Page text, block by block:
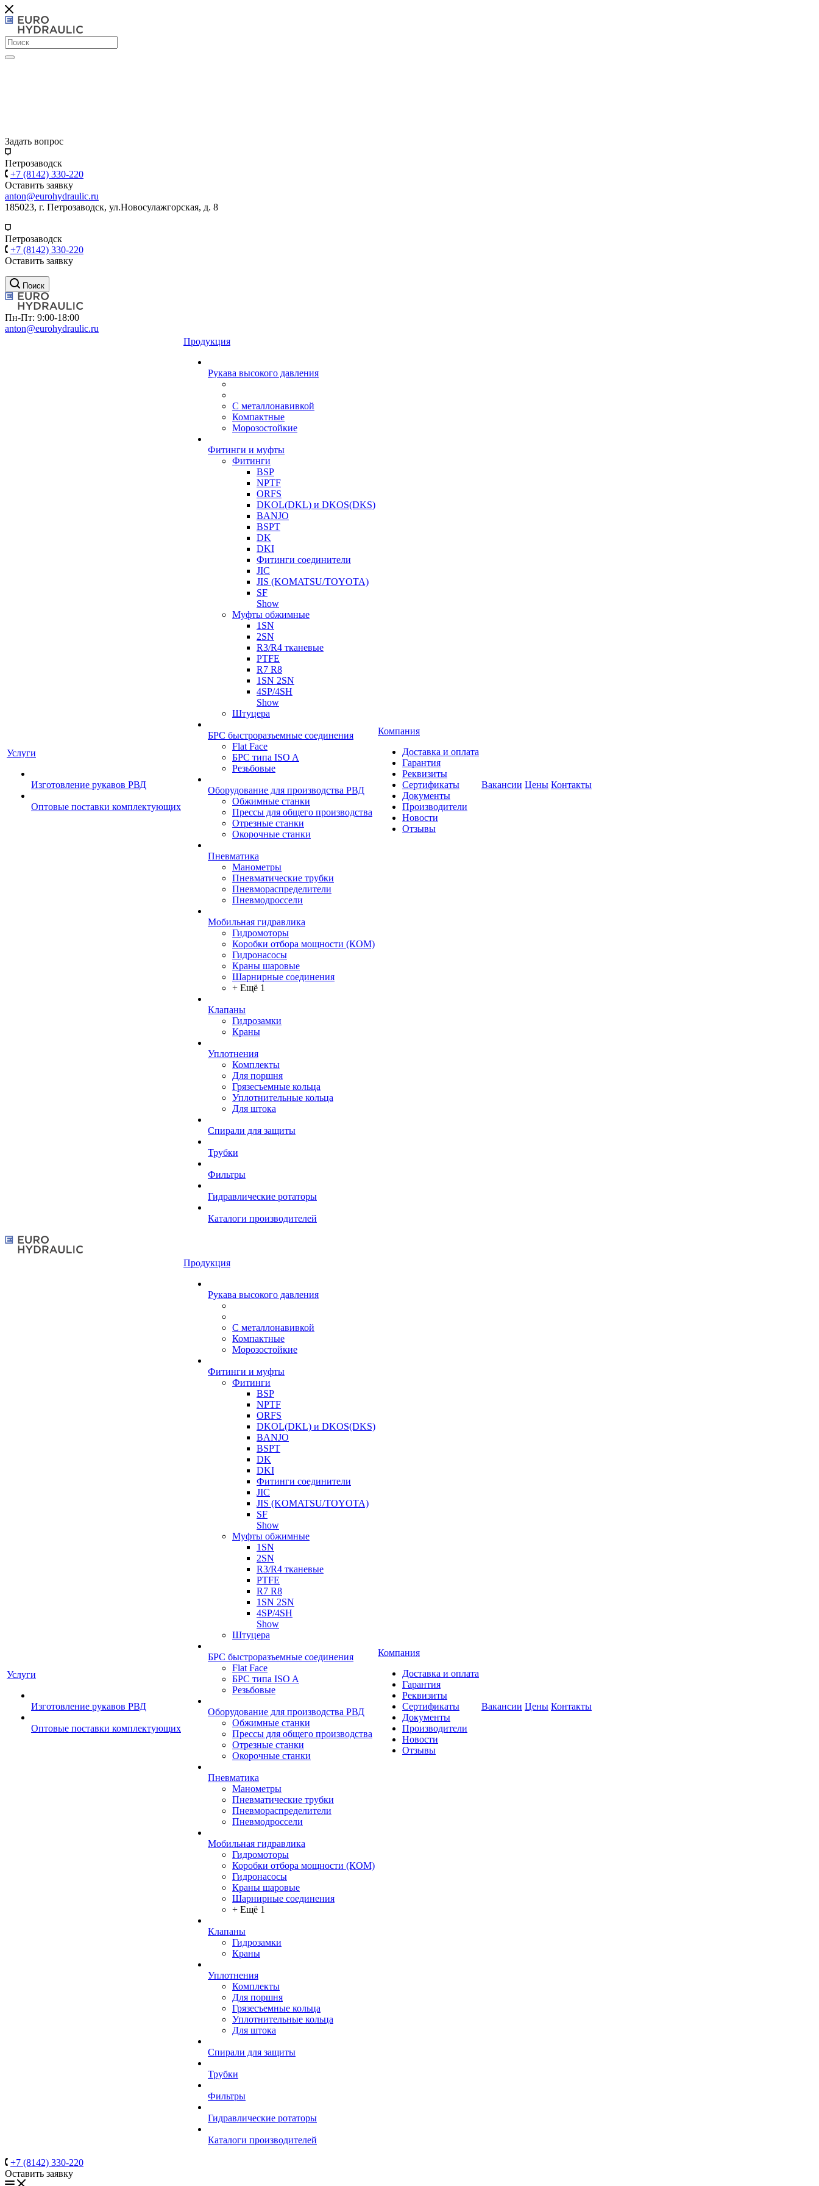
Задать вопрос
Петрозаводск
+7 (8142) 330-220
Оставить заявку
anton@eurohydraulic.ru
185023, г. Петрозаводск, ул.Новосулажгорская, д. 8
Петрозаводск
+7 (8142) 330-220
Оставить заявку
Поиск
Пн-Пт: 9:00-18:00
anton@eurohydraulic.ru
Услуги
Изготовление рукавов РВД
Оптовые поставки комплектующих
Продукция
Рукава высокого давления
С металлонавивкой
Компактные
Морозостойкие
Фитинги и муфты
Фитинги
BSP
NPTF
ORFS
DKOL(DKL) и DKOS(DKS)
BANJO
BSPT
DK
DKI
Фитинги соединители
JIC
JIS (KOMATSU/TOYOTA)
SF
Show
Муфты обжимные
1SN
2SN
R3/R4 тканевые
PTFE
R7 R8
1SN 2SN
4SP/4SH
Show
Штуцера
БРС быстроразъемные соединения
Flat Face
БРС типа ISO A
Резьбовые
Оборудование для производства РВД
Обжимные станки
Прессы для общего производства
Отрезные станки
Окорочные станки
Пневматика
Манометры
Пневматические трубки
Пневмораспределители
Пневмодроссели
Мобильная гидравлика
Гидромоторы
Коробки отбора мощности (КОМ)
Гидронасосы
Краны шаровые
Шарнирные соединения
+ Ещё 1
Клапаны
Гидрозамки
Краны
Уплотнения
Комплекты
Для поршня
Грязесъемные кольца
Уплотнительные кольца
Для штока
Спирали для защиты
Трубки
Фильтры
Гидравлические ротаторы
Каталоги производителей
Компания
Доставка и оплата
Гарантия
Реквизиты
Сертификаты
Документы
Производители
Новости
Отзывы
Вакансии Цены Контакты
Услуги
Изготовление рукавов РВД
Оптовые поставки комплектующих
Продукция
Рукава высокого давления
С металлонавивкой
Компактные
Морозостойкие
Фитинги и муфты
Фитинги
BSP
NPTF
ORFS
DKOL(DKL) и DKOS(DKS)
BANJO
BSPT
DK
DKI
Фитинги соединители
JIC
JIS (KOMATSU/TOYOTA)
SF
Show
Муфты обжимные
1SN
2SN
R3/R4 тканевые
PTFE
R7 R8
1SN 2SN
4SP/4SH
Show
Штуцера
БРС быстроразъемные соединения
Flat Face
БРС типа ISO A
Резьбовые
Оборудование для производства РВД
Обжимные станки
Прессы для общего производства
Отрезные станки
Окорочные станки
Пневматика
Манометры
Пневматические трубки
Пневмораспределители
Пневмодроссели
Мобильная гидравлика
Гидромоторы
Коробки отбора мощности (КОМ)
Гидронасосы
Краны шаровые
Шарнирные соединения
+ Ещё 1
Клапаны
Гидрозамки
Краны
Уплотнения
Комплекты
Для поршня
Грязесъемные кольца
Уплотнительные кольца
Для штока
Спирали для защиты
Трубки
Фильтры
Гидравлические ротаторы
Каталоги производителей
Компания
Доставка и оплата
Гарантия
Реквизиты
Сертификаты
Документы
Производители
Новости
Отзывы
Вакансии Цены Контакты
+7 (8142) 330-220
Оставить заявку